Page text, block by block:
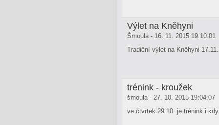
Výlet na Kněhyni
Šmoula - 16. 11. 2015 19:10:01
Tradiční výlet na Kněhyni
trénink - kroužek
šmoula - 27. 10. 2015 19:04:07
ve čtvrtek 29.10. je trénink i